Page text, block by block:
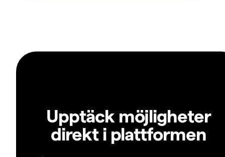
Upptäck möjligheter
direkt i plattformen